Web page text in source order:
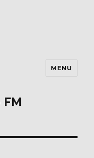
FM
MENU